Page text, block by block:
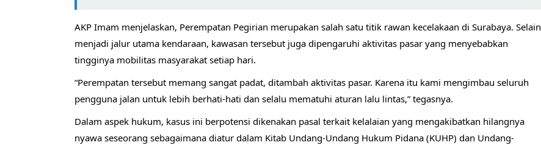
AKP Imam menjelaskan, Perempatan Pegirian merupakan salah satu titik rawan kecelakaan di Surabaya. Selain
menjadi jalur utama kendaraan, kawasan tersebut juga dipengaruhi aktivitas pasar yang menyebabkan
tingginya mobilitas masyarakat setiap hari.
“Perempatan tersebut memang sangat padat, ditambah aktivitas pasar. Karena itu kami mengimbau seluruh
pengguna jalan untuk lebih berhati-hati dan selalu mematuhi aturan lalu lintas,” tegasnya.
Dalam aspek hukum, kasus ini berpotensi dikenakan pasal terkait kelalaian yang mengakibatkan hilangnya
nyawa seseorang sebagaimana diatur dalam Kitab Undang-Undang Hukum Pidana (KUHP) dan Undang-